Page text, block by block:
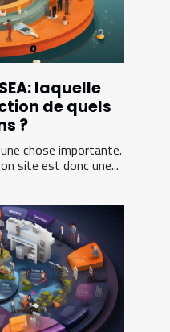
laquelle
de quels
?
chose importante.
site est donc une...